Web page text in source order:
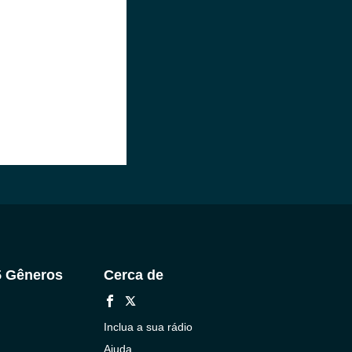
Gêneros Cerca de
Inclua a sua rádio
Ajuda